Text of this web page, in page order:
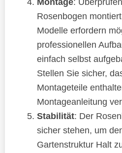
Rosenbogen
Modelle erfordern
professionellen
einfach selbst
Stellen Sie sicher,
Montageteile
Montageanleitung
Stabilität: Der
sicher stehen, um
Gartenstruktur Halt